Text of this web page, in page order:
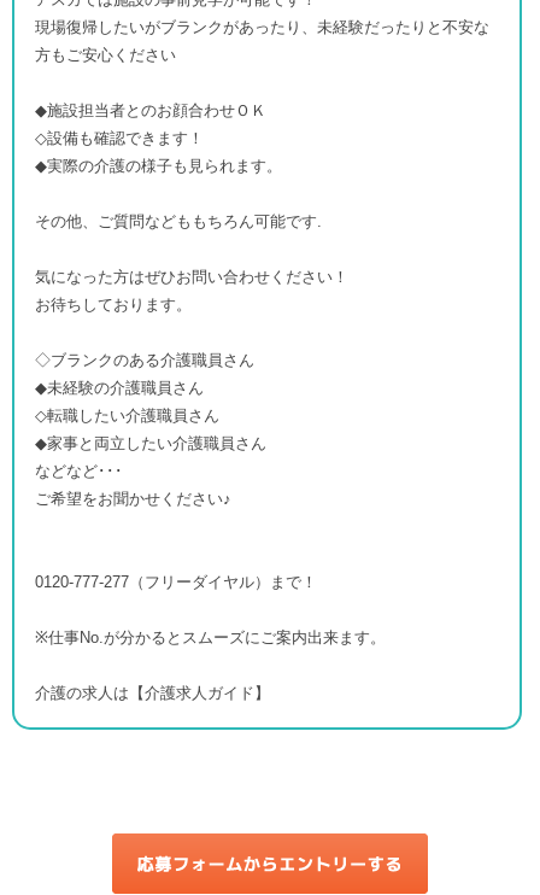
現場復帰したいがブランクがあったり、未経験だったりと不安な
方もご安心ください
◆施設担当者とのお顔合わせＯＫ
◇設備も確認できます！
◆実際の介護の様子も見られます。
その他、ご質問などももちろん可能です.
気になった方はぜひお問い合わせください！
お待ちしております。
◇ブランクのある介護職員さん
◆未経験の介護職員さん
◇転職したい介護職員さん
◆家事と両立したい介護職員さん
などなど･･･
ご希望をお聞かせください♪
0120-777-277（フリーダイヤル）まで！
※仕事No.が分かるとスムーズにご案内出来ます。
介護の求人は【介護求人ガイド】